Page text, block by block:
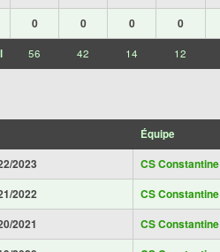
0 0 0 0
56 42 14 12
Équipe
2023 CS Constantine
2022 CS Constantine
2021 CS Constantine